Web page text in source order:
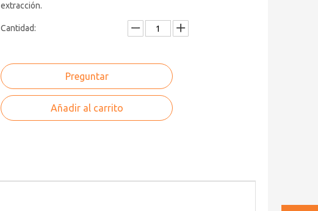
extracción.
Cantidad:
Preguntar
Añadir al carrito